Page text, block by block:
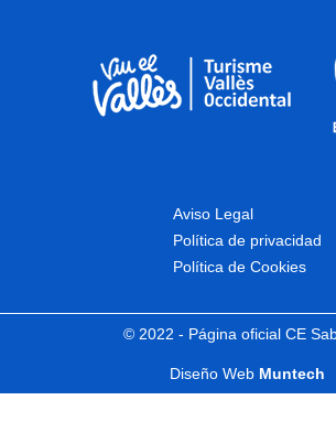
Aviso Legal
Política de privacidad
Política de Cookies
© 2022 - Página oficial CE
Diseño Web Muntech